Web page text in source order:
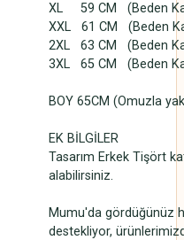
XL 59 CM (Beden
XXL 61 CM (Beden
2XL 63 CM (Beden
3XL 65 CM (Beden
BOY 65CM (Omuzla
EK BİLGİLER
Tasarım Erkek Tişört
alabilirsiniz.
Mumu'da gördüğünüz
destekliyor,